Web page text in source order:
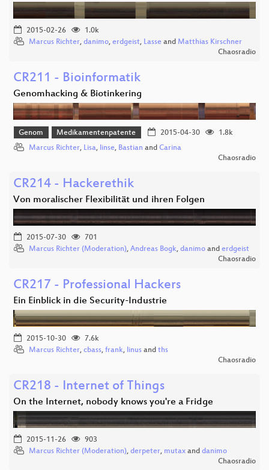
2015-02-26
1.0k
Marcus Richter, danimo, erdgeist, Lasse and Matthias Kirschner
Chaosradio
CR211 - Bioinformatik
Genomhacking & Biotinkering
Genom Medikamentenpatente 2015-04-30
1.8k
Marcus Richter, Lisa, linse, Bastian and Carina
Chaosradio
CR214 - Hackerethik
Von moralischer Flexibilität und ihren Folgen
2015-07-30
701
Marcus Richter (Moderation), Andreas Bogk, danimo and erdgeist
Chaosradio
CR217 - Professional Hackers
Ein Einblick in die Security-Industrie
2015-10-30
7.6k
Marcus Richter, cbass, frank, linus and ths
Chaosradio
CR218 - Internet of Things
On the Internet, nobody knows you're a Fridge
2015-11-26
903
Marcus Richter (Moderation), derpeter, mutax and danimo
Chaosradio